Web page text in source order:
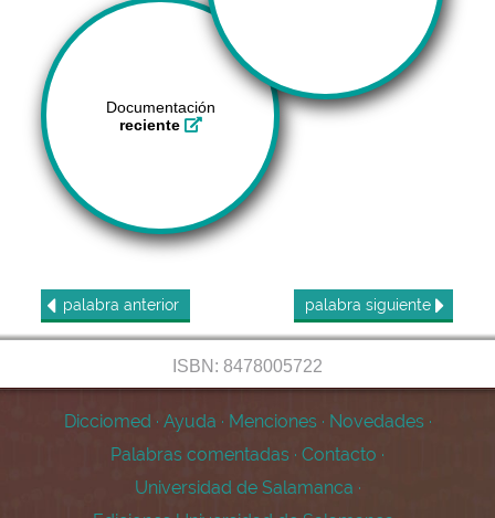
Documentación
reciente
palabra anterior palabra siguiente
ISBN: 8478005722
Dicciomed · Ayuda · Menciones · Novedades ·
Palabras comentadas · Contacto ·
Universidad de Salamanca ·